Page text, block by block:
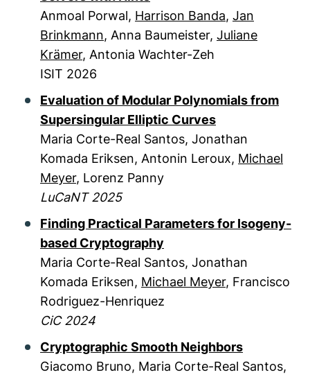
Anmoal Porwal, Harrison Banda, Jan
Brinkmann, Anna Baumeister, Juliane
Krämer, Antonia Wachter-Zeh
ISIT 2026
Evaluation of Modular Polynomials from
Supersingular Elliptic Curves
Maria Corte-Real Santos, Jonathan
Komada Eriksen, Antonin Leroux, Michael
Meyer, Lorenz Panny
LuCaNT 2025
Finding Practical Parameters for Isogeny-
based Cryptography
Maria Corte-Real Santos, Jonathan
Komada Eriksen, Michael Meyer, Francisco
Rodriguez-Henriquez
CiC 2024
Cryptographic Smooth Neighbors
Giacomo Bruno, Maria Corte-Real Santos,